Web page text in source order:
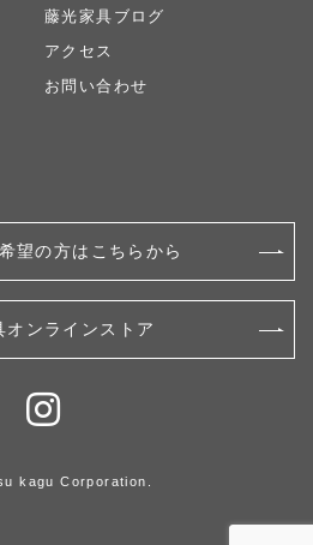
藤光家具ブログ
アクセス
お問い合わせ
望の方はこちらから
オンラインストア
kagu Corporation.